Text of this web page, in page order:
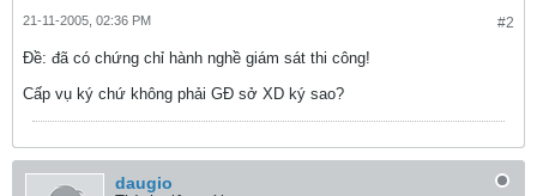
#2
21-11-2005, 02:36 PM
Ðề: đã có chứng chỉ hành nghề giám sát thi công!
Cấp vụ ký chứ không phải GĐ sở XD ký sao?
daugio